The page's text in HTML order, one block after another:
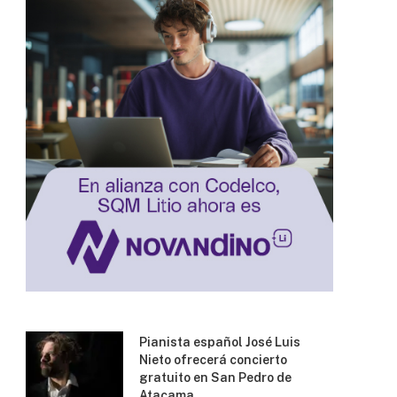
Pianista español José Luis
Nieto ofrecerá concierto
gratuito en San Pedro de